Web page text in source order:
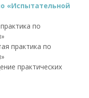
«Испытательной
по
практика по
практических